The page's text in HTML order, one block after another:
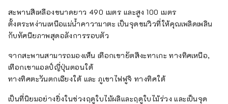
สะพานสีเหลืองขนาดยาว 490 เมตร และสูง 100 เมตร
ตั้งตระหง่านเหนือแม่น้ำคาวามาตะ เป็นจุดชมวิวที่ให้คุณเพลิดเพลิน
กับทัศนียภาพสุดอลังการรอบตัว
จากสะพานสามารถมองเห็น เทือกเขายัตสึงะทาเกะ ทางทิศเหนือ,
เทือกเขาแอลป์ญี่ปุ่นตอนใต้
ทางทิศตะวันตกเฉียงใต้ และ ภูเขาไฟฟูจิ ทางทิศใต้
เป็นที่นิยมอย่างยิ่งในช่วงฤดูใบไม้ผลิและฤดูใบไม้ร่วง และเป็นจุด